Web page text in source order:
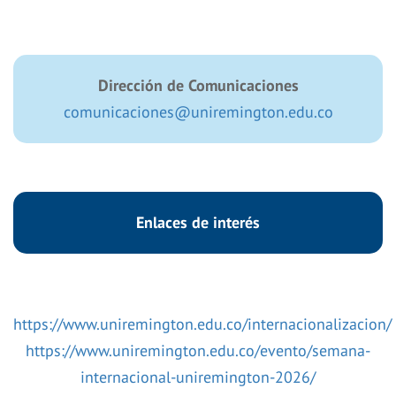
Dirección de Comunicaciones
comunicaciones@uniremington.edu.co
Enlaces de interés
https://www.uniremington.edu.co/internacionalizacion/
https://www.uniremington.edu.co/evento/semana-
internacional-uniremington-2026/